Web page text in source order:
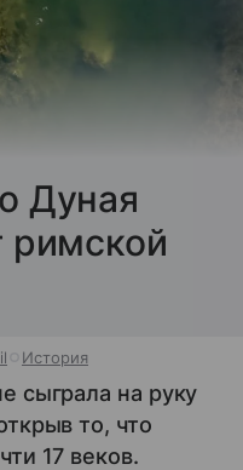
Дуная
римской
История
сыграла на руку
то, что
17 веков.